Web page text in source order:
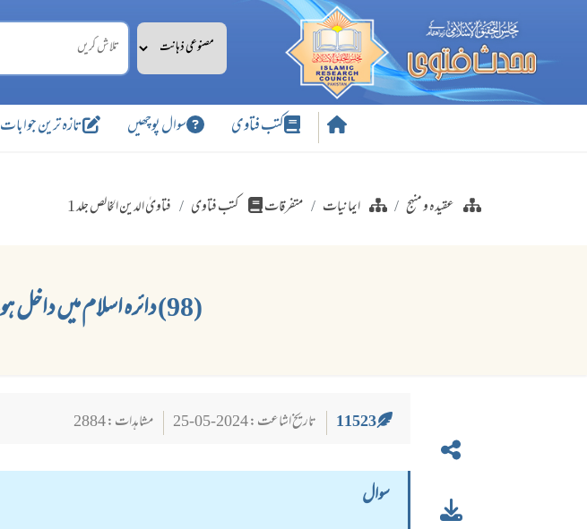
کتب فتاوی سوال پوچھیں تازہ ترین جوابات
عقیدہ و منہج ایمانیات متفرقات کتب فتاوی فتاویٰ الدین الخالص جلد 1
(98) دائرہ اسلام میں داخل ہوتے وقت کونسے الفاظ کہنے چاہیئے؟
11523 تاریخ اشاعت : 2024-05-25 مشاہدات : 2884
سوال